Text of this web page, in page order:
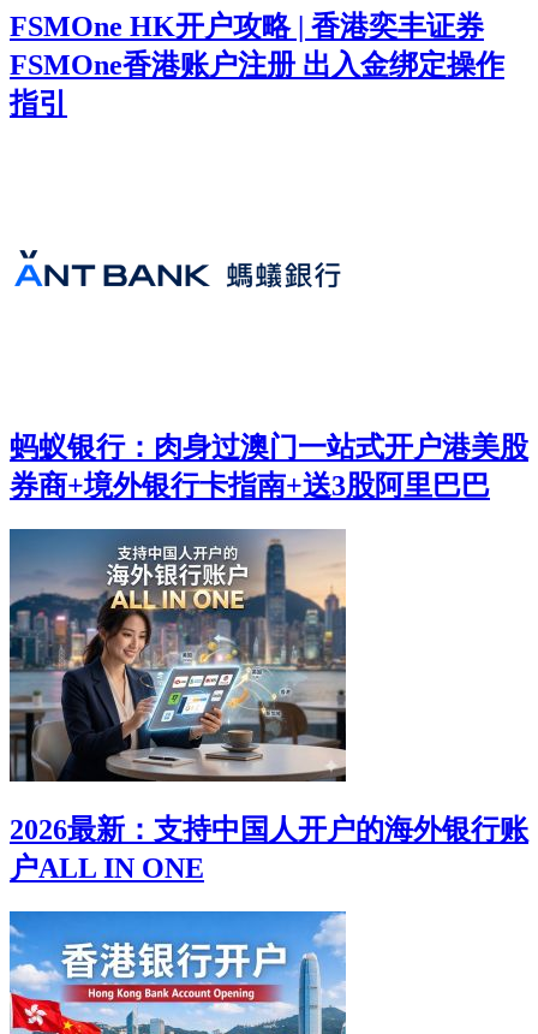
FSMOne HK开户攻略 | 香港奕丰证券
FSMOne香港账户注册 出入金绑定操作
指引
蚂蚁银行：肉身过澳门一站式开户港美股
券商+境外银行卡指南+送3股阿里巴巴
2026最新：支持中国人开户的海外银行账
户ALL IN ONE